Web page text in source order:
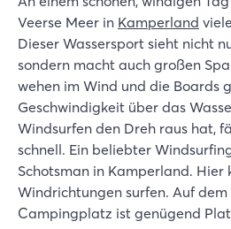
Veerse Meer in Kamperland
Dieser Wassersport sieht nicht
sondern macht auch großen
wehen im Wind und die Boards
Geschwindigkeit über das
Windsurfen den Dreh raus hat,
schnell. Ein beliebter
Schotsman in Kamperland. Hier
Windrichtungen surfen. Auf dem
Campingplatz ist genügend